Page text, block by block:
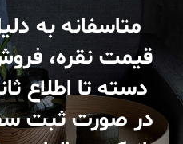
متاسفانه به
قیمت نقره،
دسته تا اطلاع
در صورت ثبت